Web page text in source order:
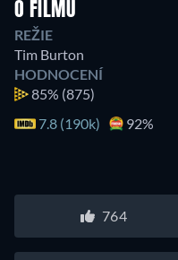
O FILMU
REŽIE
Tim Burton
HODNOCENÍ
85% (875)
7.8 (190k)
92%
764